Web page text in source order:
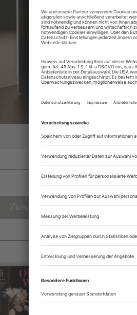
Zum Inhaltsverzeichnis
von Uwe